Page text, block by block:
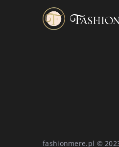
fashionmere.pl ©